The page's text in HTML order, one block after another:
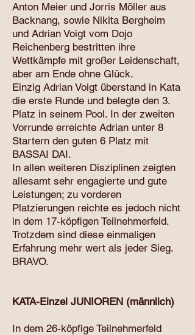
Anton Meier und Jorris Möller aus
Backnang, sowie Nikita Bergheim
und Adrian Voigt vom Dojo
Reichenberg bestritten ihre
Wettkämpfe mit großer Leidenschaft,
aber am Ende ohne Glück.
Einzig Adrian Voigt überstand in Kata
die erste Runde und belegte den 3.
Platz in seinem Pool. In der zweiten
Vorrunde erreichte Adrian unter 8
Startern den guten 6 Platz mit
BASSAI DAI.
In allen weiteren Disziplinen zeigten
allesamt sehr engagierte und gute
Leistungen; zu vorderen
Platzierungen reichte es jedoch nicht
in dem 17-köpfigen Teilnehmerfeld.
Trotzdem sind diese einmaligen
Erfahrung mehr wert als jeder Sieg.
BRAVO.
KATA-Einzel JUNIOREN (männlich)
In dem 26-köpfige Teilnehmerfeld